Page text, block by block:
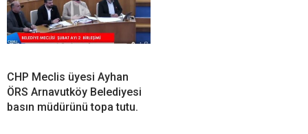
CHP Meclis üyesi Ayhan
ÖRS Arnavutköy Belediyesi
basın müdürünü topa tutu.